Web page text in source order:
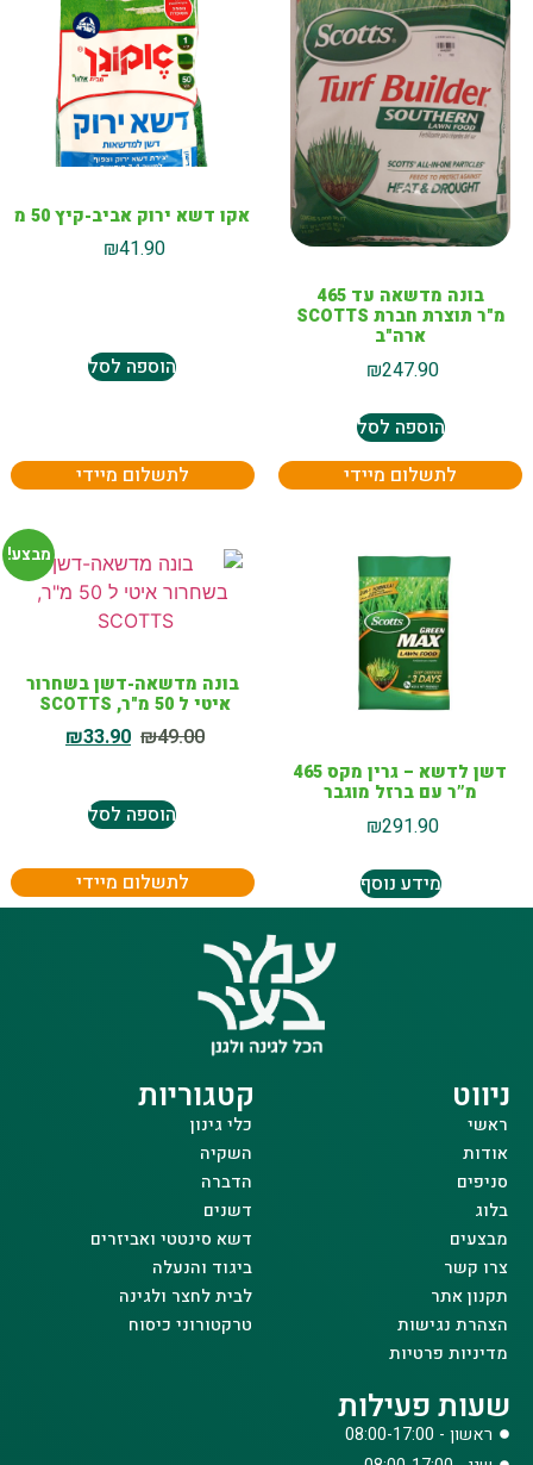
בונה מדשאה עד 465
מ"ר תוצרת חברת SCOTTS
ארה"ב
₪247.90
הוספה לסל
לתשלום מיידי
אקו דשא ירוק אביב-קיץ 50 מ
₪41.90
הוספה לסל
לתשלום מיידי
דשן לדשא – גרין מקס 465
מ”ר עם ברזל מוגבר
₪291.90
מידע נוסף
מבצע!
בונה מדשאה-דשן בשחרור
איטי ל 50 מ"ר, SCOTTS
₪49.00
₪33.90
הוספה לסל
לתשלום מיידי
ניווט
ראשי
אודות
סניפים
בלוג
מבצעים
צרו קשר
תקנון אתר
הצהרת נגישות
מדיניות פרטיות
קטגוריות
כלי גינון
השקיה
הדברה
דשנים
דשא סינטטי ואביזרים
ביגוד והנעלה
לבית לחצר ולגינה
טרקטורוני כיסוח
שעות פעילות
ראשון - 08:00-17:00